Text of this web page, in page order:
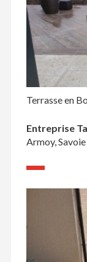
Terrasse en
Entreprise
Armoy,